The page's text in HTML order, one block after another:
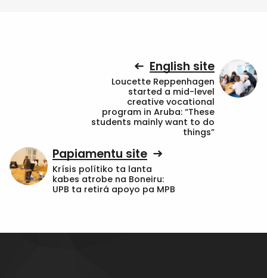
English site
Loucette Reppenhagen
started a mid-level
creative vocational
program in Aruba: “These
students mainly want to do
things”
Papiamentu site
Krísis polítiko ta lanta
kabes atrobe na Boneiru:
UPB ta retirá apoyo pa MPB